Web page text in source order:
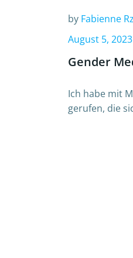
by Fabienne
August 5, 2023
Gender
Ich habe mit
gerufen, die